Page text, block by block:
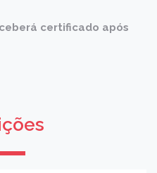
certificado após